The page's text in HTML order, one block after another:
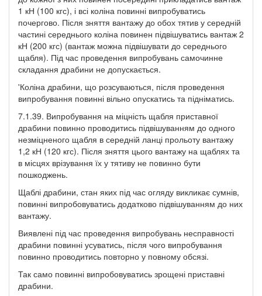
1 кН (100 кгс), і всі коліна повинні випробуватись
почергово. Після зняття вантажу до обох тятив у середній
частині середнього коліна повинен підвішуватись вантаж 2
кН (200 кгс) (вантаж можна підвішувати до середнього
щабля). Під час проведення випробувань самочинне
складання драбини не допускається.
'Коліна драбини, що розсуваються, після проведення
випробування повинні вільно опускатись та підніматись.
7.1.39. Випробування на міцність щабля приставної
драбини повинно проводитись підвішуванням до одного
незміцненого щабля в середній ланці прольоту вантажу
1,2 кН (120 кгс). Після зняття цього вантажу на щаблях та
в місцях врізування їх у тятиву не повинно бути
пошкоджень.
Щаблі драбини, стан яких під час огляду викликає сумнів,
повинні випробовуватись додатково підвішуванням до них
вантажу.
Виявлені під час проведення випробувань несправності
драбини повинні усуватись, після чого випробування
повинно проводитись повторно у повному обсязі.
Так само повинні випробовуватись зрощені приставні
драбини.